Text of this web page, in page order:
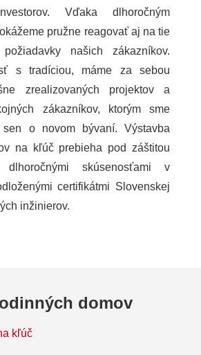
Vďaka dlhoročným
pružne reagovať aj na tie
požiadavky našich zákazníkov.
s tradíciou, máme za sebou
zrealizovaných projektov a
zákazníkov, ktorým sme
o novom bývaní. Výstavba
na kľúč prebieha pod záštitou
skúsenosťami v
certifikátmi Slovenskej
inžinierov.
domov
kľúč